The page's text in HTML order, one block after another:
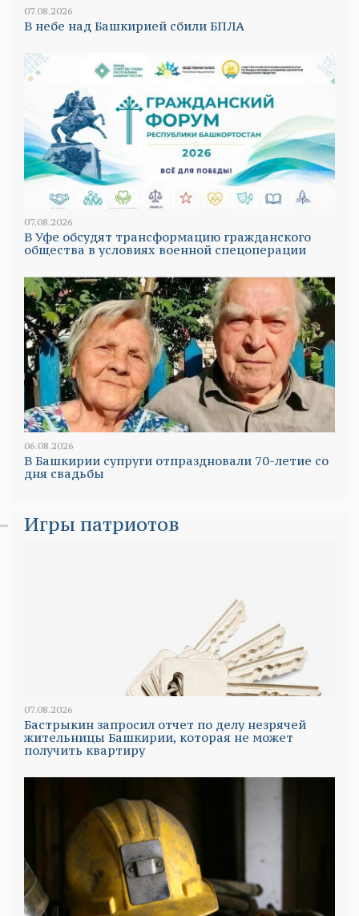
07.08.2026
В небе над Башкирией сбили БПЛА
07.08.2026
В Уфе обсудят трансформацию гражданского
общества в условиях военной спецоперации
06.08.2026
В Башкирии супруги отпраздновали 70-летие со
дня свадьбы
Игры патриотов
07.08.2026
Бастрыкин запросил отчет по делу незрячей
жительницы Башкирии, которая не может
получить квартиру